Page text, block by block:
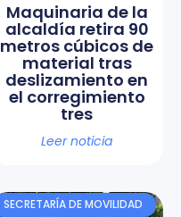
Maquinaria de la
alcaldía retira 90
metros cúbicos de
material tras
deslizamiento en
el corregimiento
tres
Leer noticia
SECRETARÍA DE MOVILIDAD